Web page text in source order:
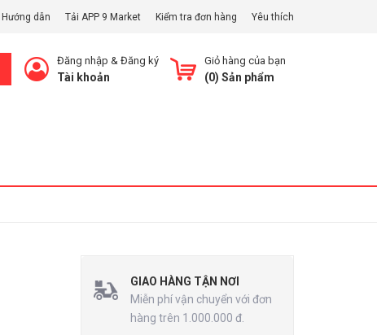
Hướng dẫn Tải APP 9 Market Kiểm tra đơn hàng Yêu thích
Giỏ hàng của bạn
(0) Sản phẩm
Đăng nhập & Đăng ký
Tài khoản
GIAO HÀNG TẬN NƠI
Miễn phí vận chuyển với đơn
hàng trên 1.000.000 đ.